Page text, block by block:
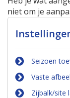
niet om je
Seizoen
Vaste
Zijbalk/site